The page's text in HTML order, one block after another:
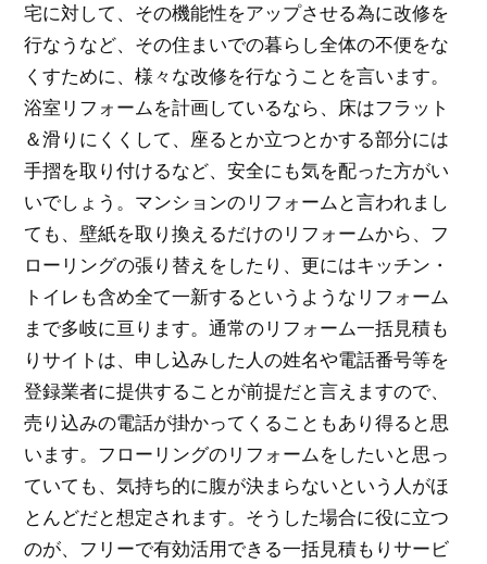
宅に対して、その機能性をアップさせる為に改修を
行なうなど、その住まいでの暮らし全体の不便をな
くすために、様々な改修を行なうことを言います。
浴室リフォームを計画しているなら、床はフラット
＆滑りにくくして、座るとか立つとかする部分には
手摺を取り付けるなど、安全にも気を配った方がい
いでしょう。マンションのリフォームと言われまし
ても、壁紙を取り換えるだけのリフォームから、フ
ローリングの張り替えをしたり、更にはキッチン・
トイレも含め全て一新するというようなリフォーム
まで多岐に亘ります。通常のリフォーム一括見積も
りサイトは、申し込みした人の姓名や電話番号等を
登録業者に提供することが前提だと言えますので、
売り込みの電話が掛かってくることもあり得ると思
います。フローリングのリフォームをしたいと思っ
ていても、気持ち的に腹が決まらないという人がほ
とんどだと想定されます。そうした場合に役に立つ
のが、フリーで有効活用できる一括見積もりサービ